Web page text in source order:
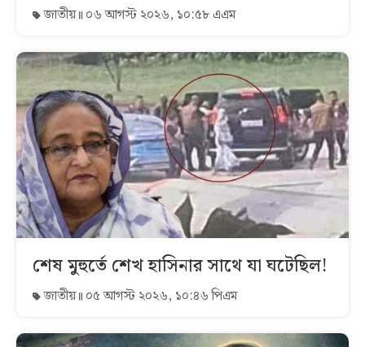
জাতীয় ০৬ আগস্ট ২০২৬, ১০:৫৮ এএম
শেষ মুহুর্তে শেখ হাসিনার সাথে যা ঘটেছিল!
জাতীয় ০৫ আগস্ট ২০২৬, ১০:৪৬ পিএম